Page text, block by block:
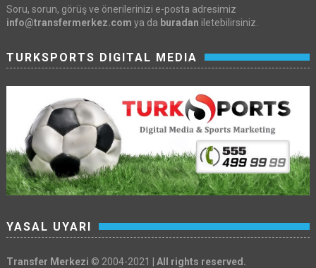
Soru, sorun, görüş ve önerilerinizi e-posta adresimiz
info@transfermerkez.com ya da buradan iletebilirsiniz.
TURKSPORTS DIGITAL MEDIA
YASAL UYARI
Transfer Merkezi © 2004-2021 | All rights reserved.